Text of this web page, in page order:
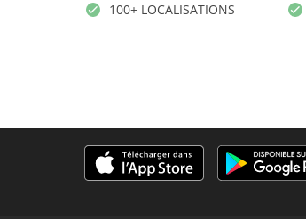
100+ LOCALISATIONS